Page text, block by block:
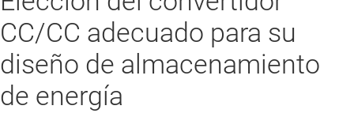
CC/CC adecuado para su
diseño de almacenamiento
de energía